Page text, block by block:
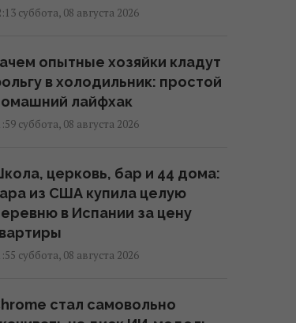
суббота, 08 августа 2026
опытные хозяйки кладут
в холодильник: простой
лайфхак
суббота, 08 августа 2026
церковь, бар и 44 дома:
из США купила целую
в Испании за цену
суббота, 08 августа 2026
стал самовольно